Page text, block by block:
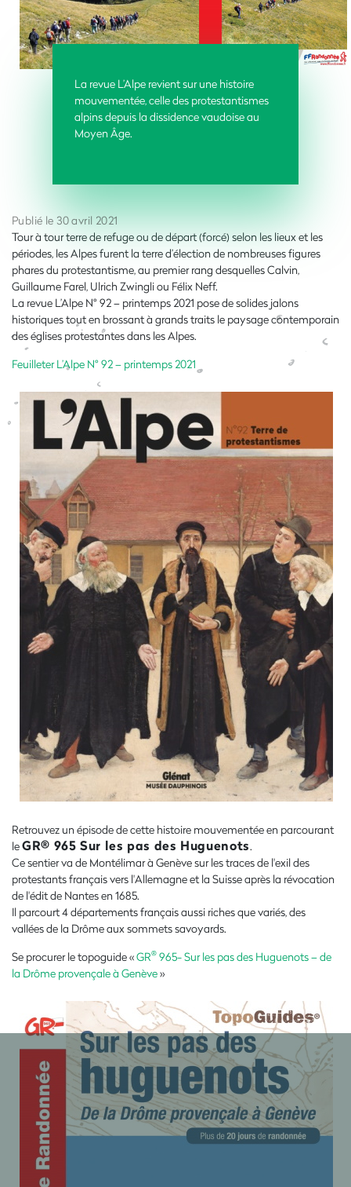
La revue L’Alpe revient sur une histoire
mouvementée, celle des protestantismes
alpins depuis la dissidence vaudoise au
Moyen Âge.
Publié le 30 avril 2021
Tour à tour terre de refuge ou de départ (forcé) selon les lieux et les
périodes, les Alpes furent la terre d’élection de nombreuses figures
phares du protestantisme, au premier rang desquelles Calvin,
Guillaume Farel, Ulrich Zwingli ou Félix Neff.
La revue L’Alpe N° 92 – printemps 2021 pose de solides jalons
historiques tout en brossant à grands traits le paysage contemporain
des églises protestantes dans les Alpes.
Feuilleter L’Alpe N° 92 – printemps 2021
Retrouvez un épisode de cette histoire mouvementée en parcourant
leGR® 965 Sur les pas des Huguenots.
Ce sentier va de Montélimar à Genève sur les traces de l'exil des
protestants français vers l'Allemagne et la Suisse après la révocation
de l'édit de Nantes en 1685.
Il parcourt 4 départements français aussi riches que variés, des
vallées de la Drôme aux sommets savoyards.
Se procurer le topoguide «GR® 965- Sur les pas des Huguenots – de
la Drôme provençale à Genève»